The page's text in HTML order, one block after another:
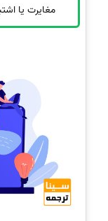
مغایرت یا